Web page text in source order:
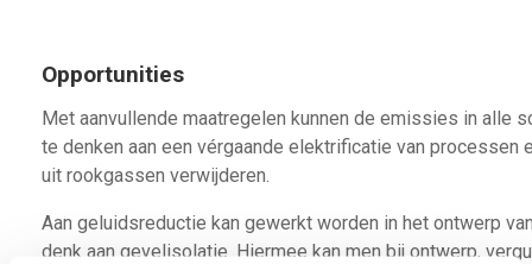
Opportunities
Met aanvullende maatregelen kunnen de emissies in alle
te denken aan een vérgaande elektrificatie van
uit rookgassen verwijderen.
Aan geluidsreductie kan gewerkt worden in het ontwerp
denk aan gevelisolatie. Hiermee kan men bij ontwerp,